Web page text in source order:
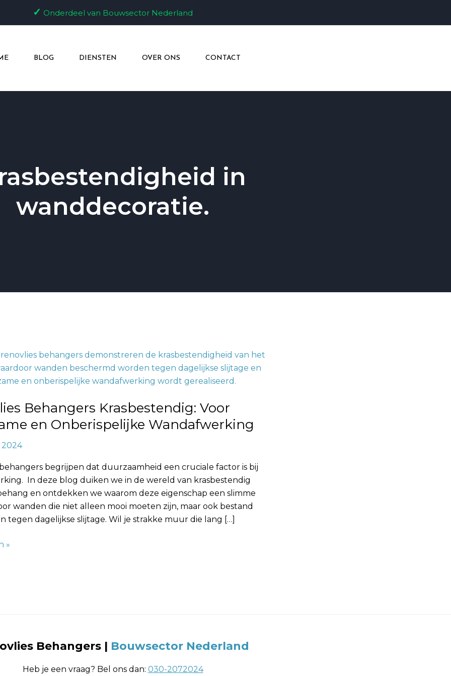
✓ Onderdeel van Bouwsector Nederland
BLOG DIENSTEN OVER ONS CONTACT
in
wanddecoratie.
Behangers Krasbestendig: Voor
en Onberispelijke Wandafwerking
begrijpen dat duurzaamheid een cruciale factor is bij
In deze blog duiken we in de wereld van krasbestendig
en ontdekken we waarom deze eigenschap een slimme
wanden die niet alleen mooi moeten zijn, maar ook bestand
tegen dagelijkse slijtage. Wil je strakke muur die lang […]
»
Behangers | Bouwsector Nederland
Heb je een vraag? Bel ons dan: 030-2072024